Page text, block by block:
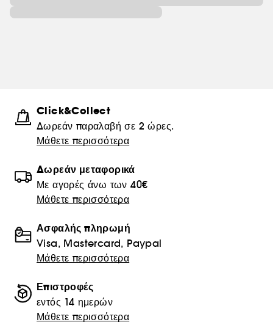
Click&Collect
Δωρεάν παραλαβή σε 2 ώρες.
Μάθετε περισσότερα
Δωρεάν μεταφορικά
Με αγορές άνω των 40€
Μάθετε περισσότερα
Ασφαλής πληρωμή
Visa, Mastercard, Paypal
Μάθετε περισσότερα
Επιστροφές
εντός 14 ημερών
Μάθετε περισσότερα